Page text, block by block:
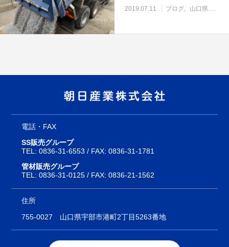
2019.07.11 ブログ 山口県の土場渡し・野積み場
電話・FAX
SS販売グループ
TEL:0836-31-6553 / FAX: 0836-31-1781
管材販売グループ
TEL:0836-31-0125 / FAX: 0836-21-1562
住所
755-0027 山口県宇部市港町2丁目5263番地